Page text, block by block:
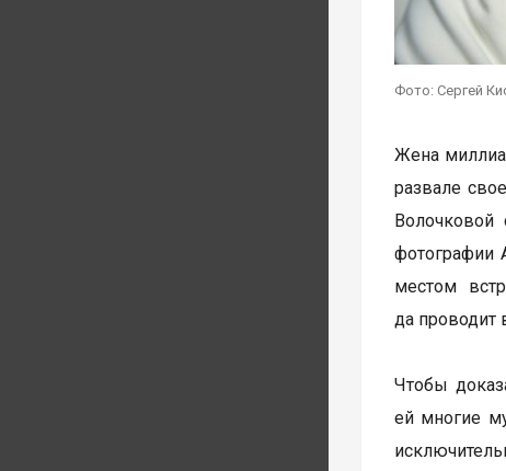
Фото: Сергей
Жена
развале
фотографии
местом
да проводит
Чтобы
ей многие